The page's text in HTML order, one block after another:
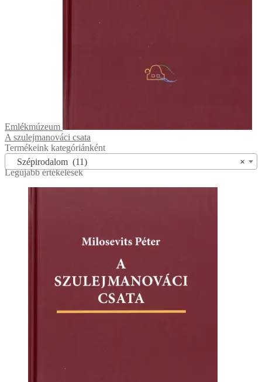
Emlékmúzeum
A szulejmanováci csata
Termékeink kategóriánként
×
Szépirodalom (11)
Legújabb értékelések